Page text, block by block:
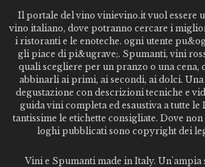
Il portale del vino vinievino.it vuol essere
vino italiano, dove potranno cercare i
i ristoranti e le enoteche. ogni utente
gli piace di pi&ugrave;. Spumanti, vini
quali scegliere per un pranzo o una cena,
abbinarli ai primi, ai secondi, ai dolci.
degustazione con descrizioni tecniche e
guida vini completa ed esaustiva a tutte le
tantissime le etichette consigliate. Dove
loghi pubblicati sono copyright dei
Vini e Spumanti made in Italy. Un'ampia